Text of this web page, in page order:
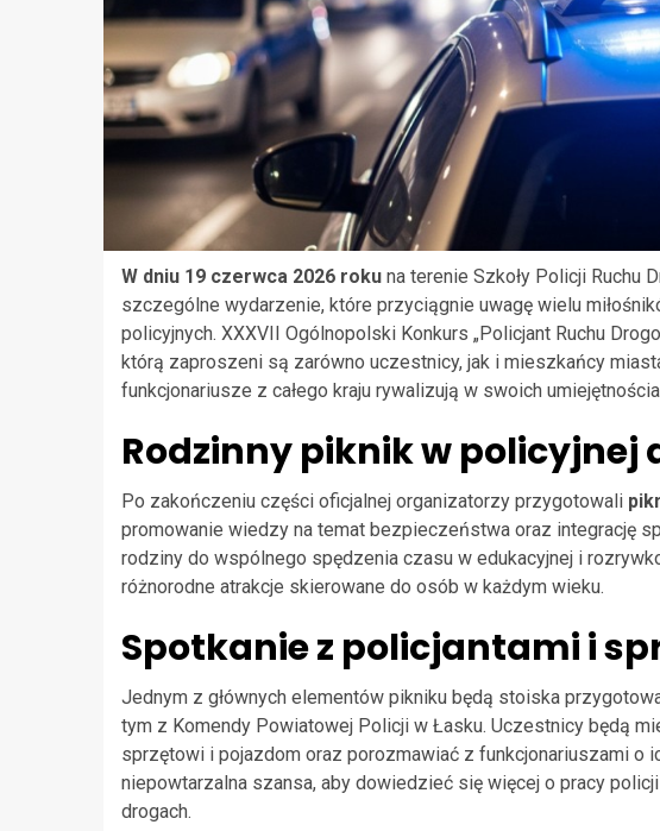
W dniu 19 czerwca 2026 roku na terenie Szkoły Policji Ruchu
szczególne wydarzenie, które przyciągnie uwagę wielu
policyjnych. XXXVII Ogólnopolski Konkurs „Policjant Ruchu
którą zaproszeni są zarówno uczestnicy, jak i mieszkańcy
funkcjonariusze z całego kraju rywalizują w swoich
Rodzinny piknik w policyjnej
Po zakończeniu części oficjalnej organizatorzy przygotowali
promowanie wiedzy na temat bezpieczeństwa oraz integrację
rodziny do wspólnego spędzenia czasu w edukacyjnej i
różnorodne atrakcje skierowane do osób w każdym wieku.
Spotkanie z policjantami i
Jednym z głównych elementów pikniku będą stoiska
tym z Komendy Powiatowej Policji w Łasku. Uczestnicy będą
sprzętowi i pojazdom oraz porozmawiać z funkcjonariuszami o
niepowtarzalna szansa, aby dowiedzieć się więcej o pracy
drogach.